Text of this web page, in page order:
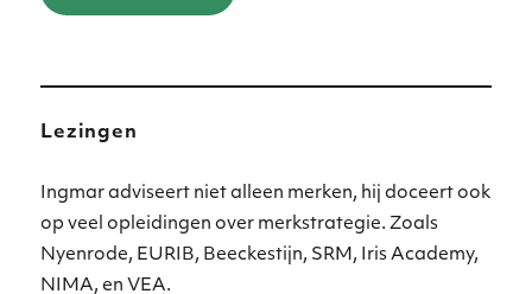
Lezingen
Ingmar adviseert niet alleen merken, hij doceert ook
op veel opleidingen over merkstrategie. Zoals
Nyenrode, EURIB, Beeckestijn, SRM, Iris Academy,
NIMA, en VEA.